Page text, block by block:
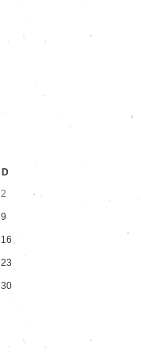
D
2
9
16
23
30